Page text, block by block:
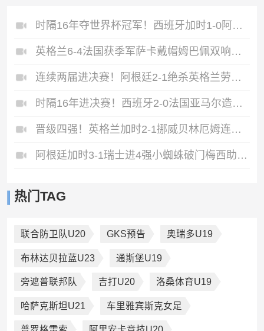
时隔16年夺世界杯冠军！西班牙加时1-0阿根廷费兰制胜恩佐染红
英格兰6-4法国获季军萨卡戴帽姆巴佩双响创纪录奥利塞2助+失良机
连续两届进决赛！阿根廷2-1绝杀英格兰劳塔罗恩佐破门梅西两助攻
时隔16年进决赛！西班牙2-0法国亚马尔造点奥亚萨瓦尔、波罗破门
晋级四强！英格兰加时2-1挪威贝林厄姆连场双响谢尔德鲁普破门
阿根廷加时3-1瑞士进4强小蜘蛛破门梅西助攻麦卡恩博洛假摔染红
热门TAG
联合防卫队U20 GKS预告 奥瑞多U19
布林达贝拉蓝U23 通斯堡U19
旁遮普联邦队 吉打U20 洛桑体育U19
哈萨克斯坦U21 车里雅宾斯克女足